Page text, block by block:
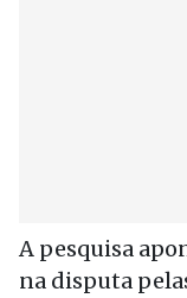
A pesquisa
na disputa